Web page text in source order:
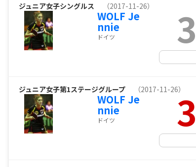
ジュニア女子シングルス （2017-11-26）
WOLF Je
nnie
ドイツ 3
ジュニア女子第1ステージグループ （2017-11-26）
WOLF Je
nnie
ドイツ 3